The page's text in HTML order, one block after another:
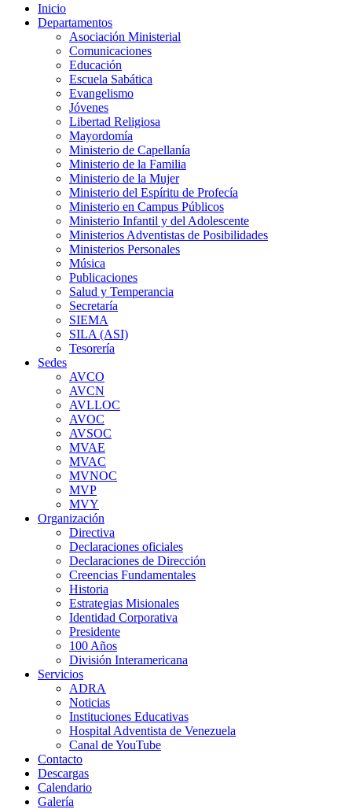
Inicio
Departamentos
Asociación Ministerial
Comunicaciones
Educación
Escuela Sabática
Evangelismo
Jóvenes
Libertad Religiosa
Mayordomía
Ministerio de Capellanía
Ministerio de la Familia
Ministerio de la Mujer
Ministerio del Espíritu de Profecía
Ministerio en Campus Públicos
Ministerio Infantil y del Adolescente
Ministerios Adventistas de Posibilidades
Ministerios Personales
Música
Publicaciones
Salud y Temperancia
Secretaría
SIEMA
SILA (ASI)
Tesorería
Sedes
AVCO
AVCN
AVLLOC
AVOC
AVSOC
MVAE
MVAC
MVNOC
MVP
MVY
Organización
Directiva
Declaraciones oficiales
Declaraciones de Dirección
Creencias Fundamentales
Historia
Estrategias Misionales
Identidad Corporativa
Presidente
100 Años
División Interamericana
Servicios
ADRA
Noticias
Instituciones Educativas
Hospital Adventista de Venezuela
Canal de YouTube
Contacto
Descargas
Calendario
Galería